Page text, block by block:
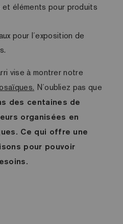
éléments pour produits
pour l´exposition de
vise à montrer notre
N´oubliez pas que
des centaines de
organisées en
Ce qui offre une
pour pouvoir